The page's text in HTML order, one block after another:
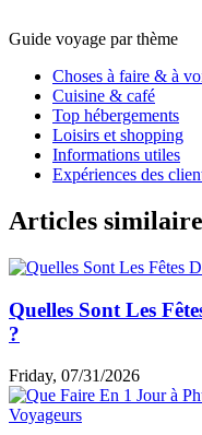
Guide voyage par thème
Choses à faire & à
Cuisine & café
Top hébergements
Loisirs et shopping
Informations utiles
Expériences des
Articles
Quelles Sont Les
?
Friday, 07/31/2026